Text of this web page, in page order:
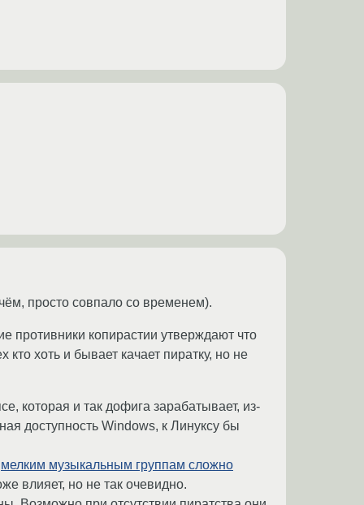
просто совпало со временем).
противники копирастии утверждают что
хоть и бывает качает пиратку, но не
которая и так дофига зарабатывает, из-
доступность Windows, к Линуксу бы
мелким музыкальным группам сложно
влияет, но не так очевидно.